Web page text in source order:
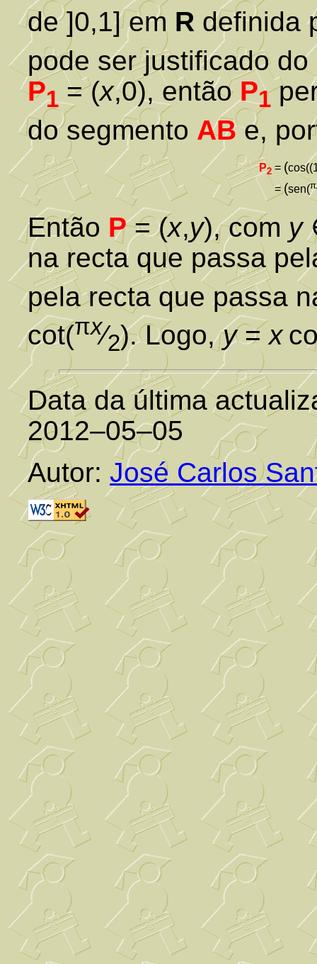
de ]0,1] em R definida
pode ser justificado
P1 = (x,0), entãoP1
do segmento ABe,
P2 = (
= (sen(π
Então P= (x,y), com y
na recta que passa
pela recta que passa
cot(πx⁄2). Logo,y=x
Data da última
2012–05–05
Autor:José Carlos